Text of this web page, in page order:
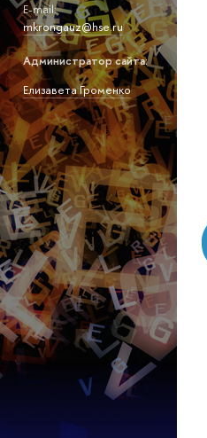
E-mail:
mkrongauz@hse.ru
Администратор сайта:
Елизавета Громенко